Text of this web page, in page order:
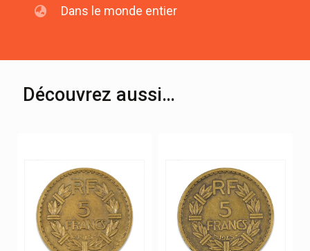
Dans le monde entier
Découvrez aussi…